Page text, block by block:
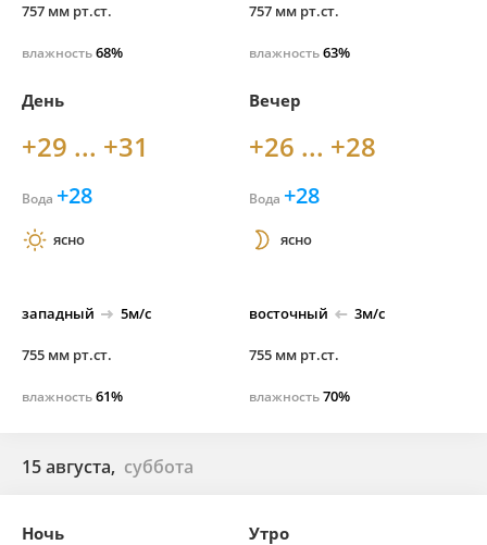
757 мм рт.ст.
влажность68%
757 мм рт.ст.
влажность63%
День
+29 ... +31
Вода +28
ясно
западный 5м/с
755 мм рт.ст.
влажность61%
Вечер
+26 ... +28
Вода +28
ясно
восточный 3м/с
755 мм рт.ст.
влажность70%
15 августа, суббота
Ночь Утро